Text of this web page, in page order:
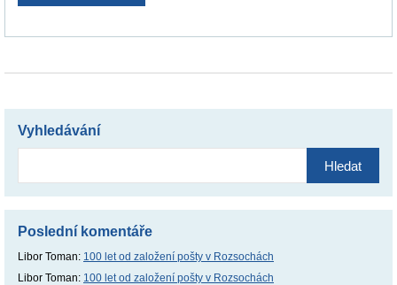
Vyhledávání
Poslední komentáře
Libor Toman: 100 let od založení pošty v Rozsochách
Libor Toman: 100 let od založení pošty v Rozsochách